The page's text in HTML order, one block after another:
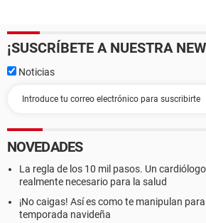
¡SUSCRÍBETE A NUESTRA
Noticias
NOVEDADES
La regla de los 10 mil pasos. Un
realmente necesario para la salud
¡No caigas! Así es como te manipulan
temporada navideña